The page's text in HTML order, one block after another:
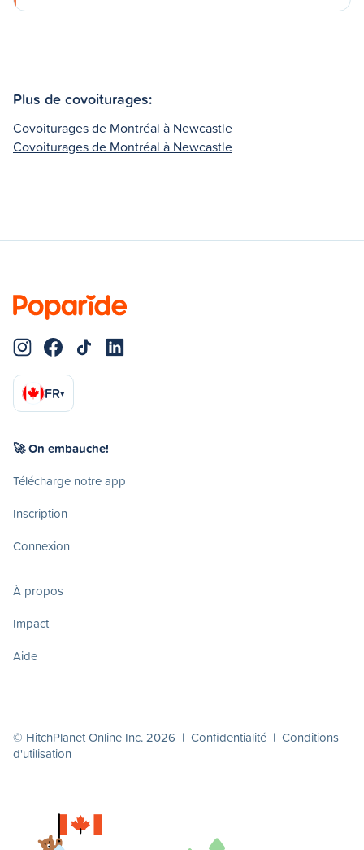
Plus de covoiturages:
Covoiturages de Montréal à Newcastle
Covoiturages de Montréal à Newcastle
FR▾
🚀 On embauche!
Télécharge notre app
Inscription
Connexion
À propos
Impact
Aide
© HitchPlanet Online Inc. 2026 | Confidentialité | Conditions
d'utilisation